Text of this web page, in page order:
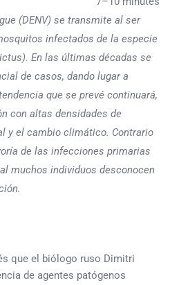
(DENV) se transmite al ser
infectados de la especie
En las últimas décadas se
de casos, dando lugar a
que se prevé continuará,
con altas densidades de
y el cambio climático. Contrario
de las infecciones primarias
muchos individuos desconocen
que el biólogo ruso Dimitri
de agentes patógenos